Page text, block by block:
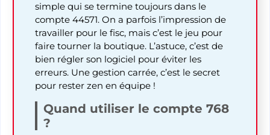
simple qui se termine toujours dans le
compte 44571. On a parfois l’impression de
travailler pour le fisc, mais c’est le jeu pour
faire tourner la boutique. L’astuce, c’est de
bien régler son logiciel pour éviter les
erreurs. Une gestion carrée, c’est le secret
pour rester zen en équipe !
Quand utiliser le compte 768
?